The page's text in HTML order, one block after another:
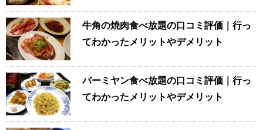
牛角の焼肉食べ放題の口コミ評価｜行っ
てわかったメリットやデメリット
バーミヤン食べ放題の口コミ評価｜行っ
てわかったメリットやデメリット